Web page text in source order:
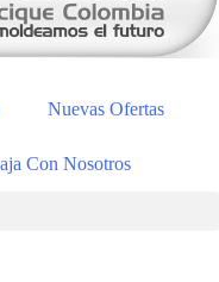
Nuevas Ofertas
Con Nosotros